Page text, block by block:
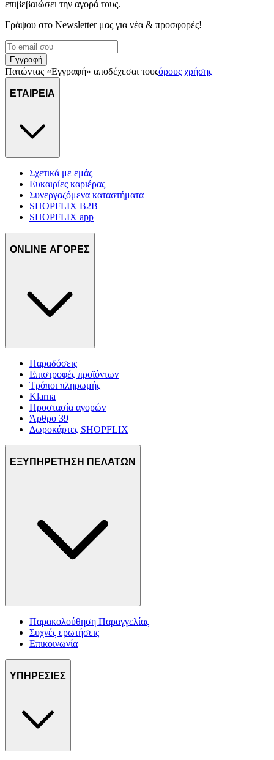
επιβεβαιώσει την αγορά τους.
Γράψου στο Νewsletter μας για νέα & προσφορές!
Εγγραφή
Πατώντας «Εγγραφή» αποδέχεσαι τουςόρους χρήσης
ΕΤΑΙΡΕΙΑ
Σχετικά με εμάς
Ευκαιρίες καριέρας
Συνεργαζόμενα καταστήματα
SHOPFLIX B2B
SHOPFLIX app
ONLINE ΑΓΟΡΕΣ
Παραδόσεις
Επιστροφές προϊόντων
Τρόποι πληρωμής
Klarna
Προστασία αγορών
Άρθρο 39
Δωροκάρτες SHOPFLIX
ΕΞΥΠΗΡΕΤΗΣΗ ΠΕΛΑΤΩΝ
Παρακολούθηση Παραγγελίας
Συχνές ερωτήσεις
Επικοινωνία
ΥΠΗΡΕΣΙΕΣ